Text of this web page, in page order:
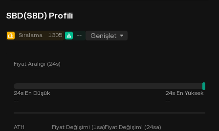
SBD(SBD) Profili
Sıralama 1305 -- Genişlet
Fiyat Aralığı (24s)
24s En Düşük
--
24s En Yüksek
--
ATH Fiyat Değişimi (1sa)Fiyat Değişimi (24sa)